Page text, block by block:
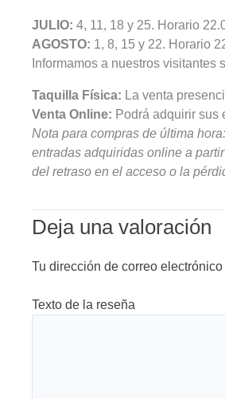
JULIO: 4, 11, 18 y 25. Horario
AGOSTO: 1, 8, 15 y 22. Horario
Informamos a nuestros
Taquilla Física: La venta
Venta Online: Podrá adquirir sus
Nota para compras de última
entradas adquiridas online a
del retraso en el acceso o la
Deja una valoración
Tu dirección de correo
Texto de la reseña